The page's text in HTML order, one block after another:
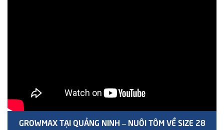
GROWMAX TẠI QUẢNG NINH – NUÔI TÔM VỀ SIZE 28